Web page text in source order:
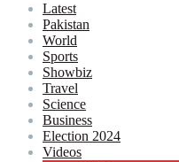
Latest
Pakistan
World
Sports
Showbiz
Travel
Science
Business
Election 2024
Videos